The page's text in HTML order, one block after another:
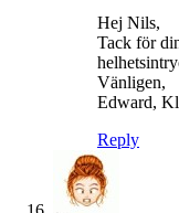
Hej Nils,
Tack för
Vänligen,
Edward,
Reply